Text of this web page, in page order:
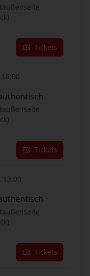
Tickets
16:00
Tickets
13:00
Tickets